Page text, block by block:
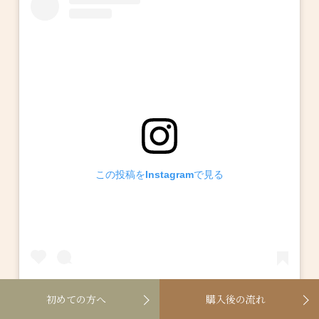
この投稿をInstagramで見る
初めての方へ 購入後の流れ